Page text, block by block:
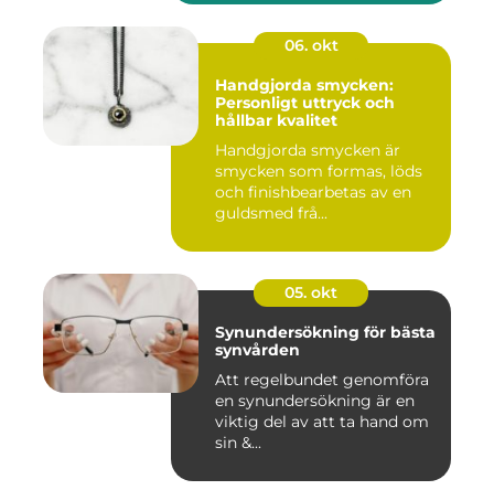
06. okt
Handgjorda smycken:
Personligt uttryck och
hållbar kvalitet
Handgjorda smycken är
smycken som formas, löds
och finishbearbetas av en
guldsmed frå...
05. okt
Synundersökning för bästa
synvården
Att regelbundet genomföra
en synundersökning är en
viktig del av att ta hand om
sin &...